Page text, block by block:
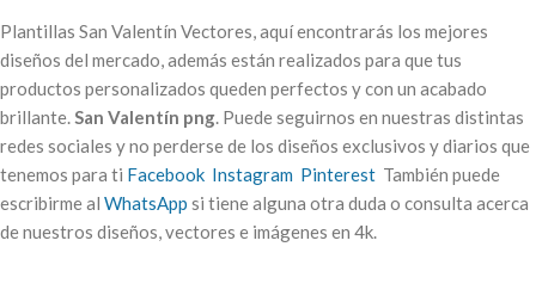
Plantillas San Valentín Vectores, aquí encontrarás los mejores
diseños del mercado, además están realizados para que tus
productos personalizados queden perfectos y con un acabado
brillante.San Valentín png. Puede seguirnos en nuestras distintas
redes sociales y no perderse de los diseños exclusivos y diarios que
tenemos para ti Facebook Instagram Pinterest También puede
escribirme al WhatsApp si tiene alguna otra duda o consulta acerca
de nuestros diseños, vectores e imágenes en 4k.